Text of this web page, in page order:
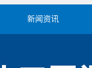
新闻资讯